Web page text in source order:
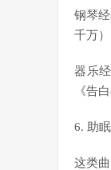
钢琴
千万
器乐
《告
6. 助
这类